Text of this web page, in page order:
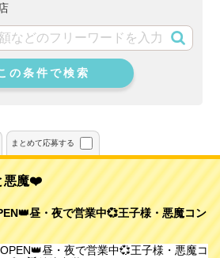
の条件で検索
まとめて応募する
悪魔❤️
昼・夜で営業中💞王子様・悪魔コン